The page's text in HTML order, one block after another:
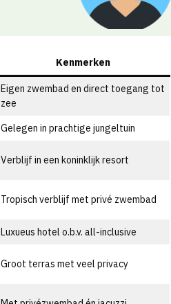
Kenmerken
Eigen zwembad en direct toegang tot
zee
Gelegen in prachtige jungeltuin
Verblijf in een koninklijk resort
Tropisch verblijf met privé zwembad
Luxueus hotel o.b.v. all-inclusive
Groot terras met veel privacy